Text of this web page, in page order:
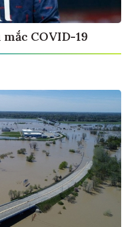
COVID-19